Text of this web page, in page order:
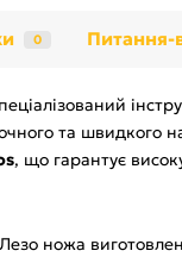
0 Питання-
та швидкого
, що гарантує
ножа